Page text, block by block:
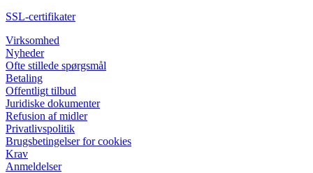
SSL-certifikater
Virksomhed
Nyheder
Ofte stillede spørgsmål
Betaling
Offentligt tilbud
Juridiske dokumenter
Refusion af midler
Privatlivspolitik
Brugsbetingelser for cookies
Krav
Anmeldelser